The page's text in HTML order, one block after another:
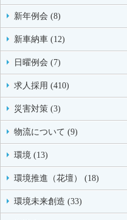
新年例会 (8)
新車納車 (12)
日曜例会 (7)
求人採用 (410)
災害対策 (3)
物流について (9)
環境 (13)
環境推進（花壇） (18)
環境未来創造 (33)